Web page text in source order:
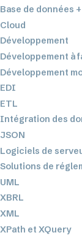
Base de données
Cloud
Développement
Développement à
Développement
EDI
ETL
Intégration des
JSON
Logiciels de
Solutions de
UML
XBRL
XML
XPath et XQuery